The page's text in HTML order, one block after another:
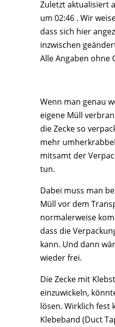
Zuletzt aktualisiert
um 02:46 . Wir
dass sich hier
inzwischen
Alle Angaben ohne
Wenn man genau
eigene Müll
die Zecke so
mehr
mitsamt der
tun.
Dabei muss man
Müll vor dem
normalerweise
dass die
kann. Und dann
wieder frei.
Die Zecke mit
einzuwickeln,
lösen. Wirklich fest
Klebeband (Duct